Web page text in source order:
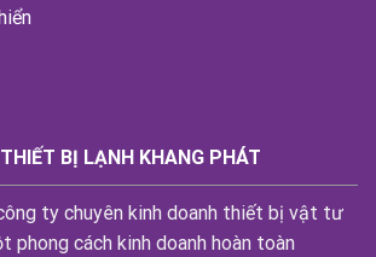
BỊ LẠNH KHANG PHÁT
ty chuyên kinh doanh thiết bị vật tư
phong cách kinh doanh hoàn toàn